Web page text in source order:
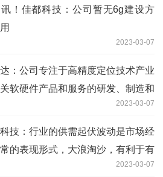
！佳都科技：公司暂无6g建设方
2023-03-07
：公司专注于高精度定位技术产业
软硬件产品和服务的研发、制造和
2023-03-07
技：行业的供需起伏波动是市场经
的表现形式，大浪淘沙，有利于有
竞争优势的企业发展壮大-焦点热门
2023-03-07